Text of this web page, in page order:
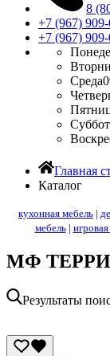
8
+7 (967)
+7 (967)
Среда
Главная
Каталог
кухонная мебель |
мебель|
МФ
Результаты